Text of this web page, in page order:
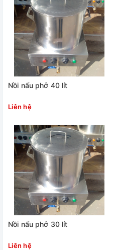
Nồi nấu phở 40 lít
Liên hệ
Nồi nấu phở 30 lít
Liên hệ